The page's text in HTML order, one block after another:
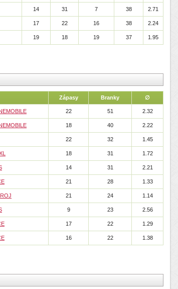
14 31 7 38 2.71
17 22 16 38 2.24
19 18 19 37 1.95
Zápasy Branky ∅
22 51 2.32
18 40 2.22
22 32 1.45
18 31 1.72
14 31 2.21
21 28 1.33
21 24 1.14
9 23 2.56
17 22 1.29
16 22 1.38